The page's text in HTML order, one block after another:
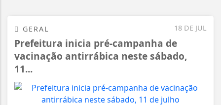
18 DE JUL
GERAL
Prefeitura inicia pré-campanha de
vacinação antirrábica neste sábado,
11...